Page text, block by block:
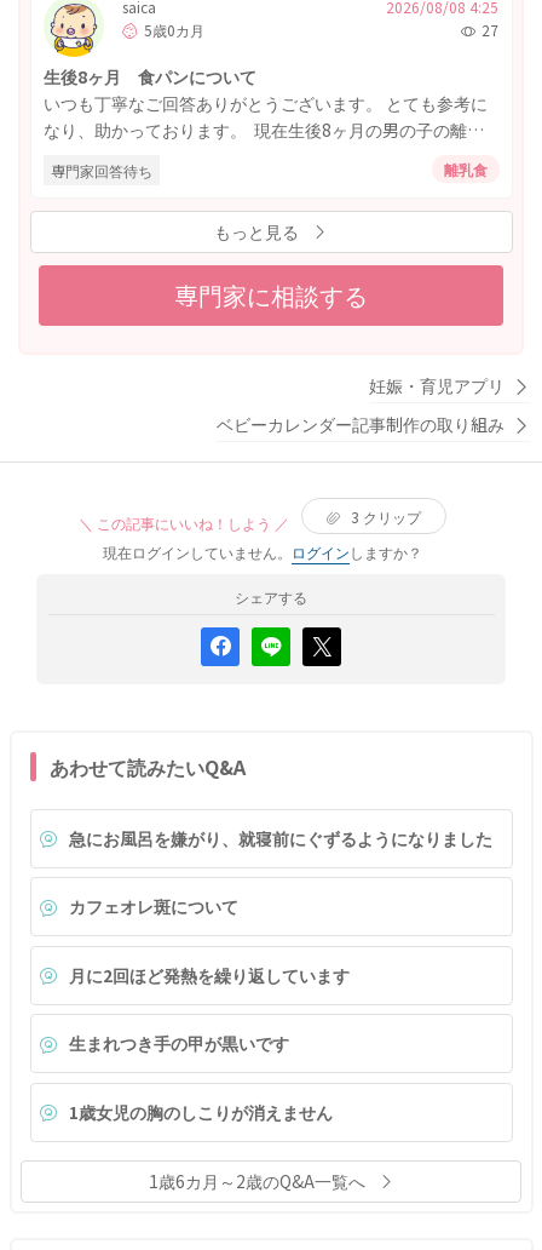
りがたいです。 よろしくお願いいたします。
23:00〜1:00 授乳 このような形でしています。今後2回食に
するにあたり 16:00〜17:00に2回目をいれようかなと思って
いるのですが、続けての離乳食は良くないでしょうか？？
お風呂は父が帰宅してからいれてるので、この時間で今の
ところ固定になっており、お風呂の後はすぐ眠くなってし
まうため、お風呂を母がいれて時間をずらしたほうが良い
のか迷っています。 起きる時間が遅いため今後よく例にあ
いです。 アドバイスをよろしくお願いします。
saica
5歳0カ月
2026/08/08 4:25
27
生後8ヶ月 食パンについて
いつも丁寧なご回答ありがとうございます。 とても参考に
なり、助かっております。 現在生後8ヶ月の男の子の離乳
る食材が増えてきて、うどんやヨーグルトのアレルギーチ
ェックは大体終え標準量は食べられるかなというところで
す。 次に食パンを試してみたいなと思っているのですが、
おハイハインやおこめぼー等手掴みで食べるのも上手で、
食欲がかなりあり大人の食べるものにとても興味があるタ
イプなのでできれば、食パンをそのままスティックか一口
そのままでも問題ない時期に食パンを考えています。 8ヶ月
現在で食パンをそのままはまだ避けた方が良いのでしょう
専門家回答待ち 離乳食
もっと見る
専門家に相談する
妊娠・育児アプリ
ベビーカレンダー記事制作の取り組み
＼ この記事にいいね！しよう ／ 3 クリップ
現在ログインしていません。
ログインしますか？
シェアする
あわせて読みたいQ&A
急にお風呂を嫌がり、就寝前にぐずるようになりました
カフェオレ斑について
月に2回ほど発熱を繰り返しています
生まれつき手の甲が黒いです
1歳女児の胸のしこりが消えません
1歳6カ月～2歳のQ&A一覧へ